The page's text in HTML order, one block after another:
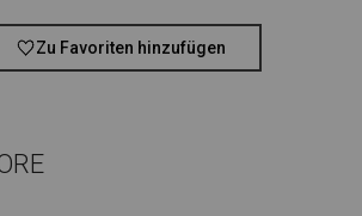
Zu Favoriten hinzufügen